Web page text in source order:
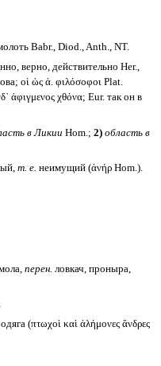
Babr., Diod., Anth., NT.
верно, действительно Her.,
οἱ ὡς ἀ. φιλόσοφοι Plat.
ἀφιγμενος χθόνα; Eur. так он в
в Ликии Hom.; 2) область в
т. е. неимущий (ἀνήρ Hom.).
перен. ловкач, проныра,
(πτωχοὶ καὶ ἀλήμονες ἄνδρες